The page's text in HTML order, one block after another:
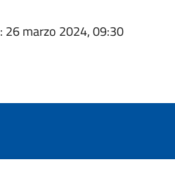
: 26 marzo 2024, 09:30